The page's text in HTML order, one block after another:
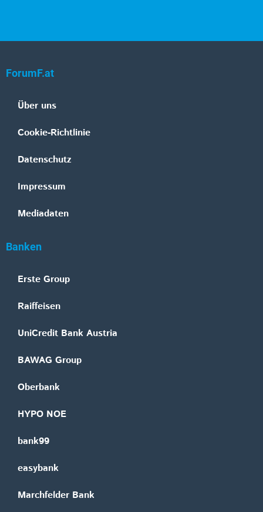
ForumF.at
Über uns
Cookie-Richtlinie
Datenschutz
Impressum
Mediadaten
Banken
Erste Group
Raiffeisen
UniCredit Bank Austria
BAWAG Group
Oberbank
HYPO NOE
bank99
easybank
Marchfelder Bank